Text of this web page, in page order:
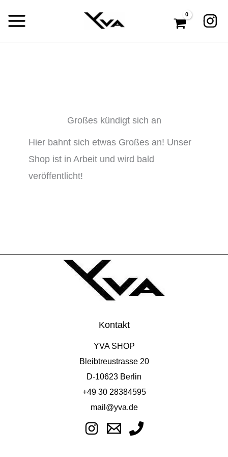
Inhalt
springen
Großes kündigt sich an
Hier bahnt sich etwas Großes an! Unser
Shop ist in Arbeit und wird bald
veröffentlicht!
Kontakt
YVA SHOP
Bleibtreustrasse 20
D-10623 Berlin
+49 30 28384595
mail@yva.de